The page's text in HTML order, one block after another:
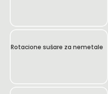
Rotacione sušare za nemetale